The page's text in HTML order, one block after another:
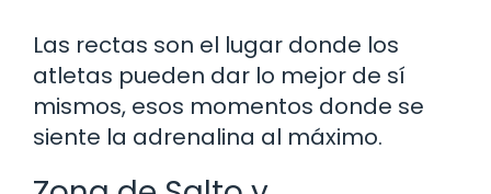
Las rectas son el lugar donde los
atletas pueden dar lo mejor de sí
mismos, esos momentos donde se
siente la adrenalina al máximo.